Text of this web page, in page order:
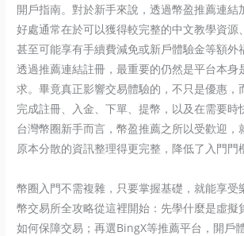
開戶指南。對於新手來說，透過幣盈推薦連結
好處通常在於可以獲得較完整的中文教學資源
甚至可能享有手續費減免或新戶體驗金等額外
透過推薦連結註冊，最重要的仍然是平台本身
求。畢竟真正影響交易體驗的，不只是優惠，
完成註冊、入金、下單、提幣，以及在需要時
台灣幣圈新手而言，幣盈推薦之所以受歡迎，
原本分散的資訊整理得更完整，降低了入門門
幣圈入門不需複雜，只要掌握基礎，就能享受
幣交易所全攻略從這裡開始：先學什麼是虛擬
如何保障交易；再選BingX等推薦平台，開戶